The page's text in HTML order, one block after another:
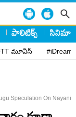
పాలిటిక్స్ సినిమా
మూవీస్
Speculation On Nayani